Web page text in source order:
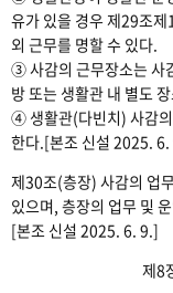
유가 있을 경우 제29조
외 근무를 명할 수 있다.
③ 사감의 근무장소는 사
방 또는 생활관 내 별도
④ 생활관(다빈치) 사감
한다.[본조 신설 2025.
제30조(층장) 사감의 업
있으며, 층장의 업무 및
[본조 신설 2025. 6. 9.]
제8